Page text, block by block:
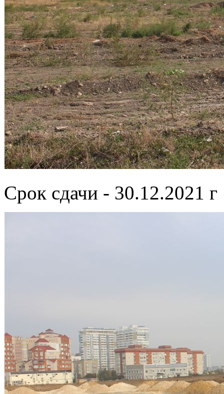
Срок сдачи - 30.12.2021 г